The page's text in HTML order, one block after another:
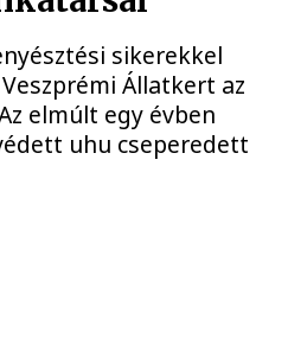
sikerekkel
Állatkert az
elmúlt egy évben
uhu cseperedett